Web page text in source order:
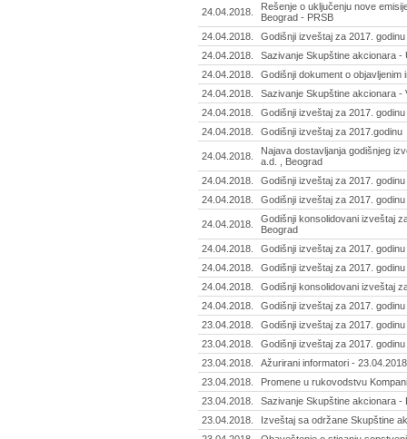
24.04.2018.
Rešenje o uključenju nove
Beograd - PRSB
24.04.2018.
Godišnji izveštaj za 2017.
24.04.2018.
Sazivanje Skupštine akcionara -
24.04.2018.
Godišnji dokument o
24.04.2018.
Sazivanje Skupštine akcionara -
24.04.2018.
Godišnji izveštaj za 2017.
24.04.2018.
Godišnji izveštaj za 2017.godinu
24.04.2018.
Najava dostavljanja godišnjeg
a.d. , Beograd
24.04.2018.
Godišnji izveštaj za 2017.
24.04.2018.
Godišnji izveštaj za 2017.
24.04.2018.
Godišnji konsolidovani izveštaj
Beograd
24.04.2018.
Godišnji izveštaj za 2017.
24.04.2018.
Godišnji izveštaj za 2017.
24.04.2018.
Godišnji konsolidovani izveštaj
24.04.2018.
Godišnji izveštaj za 2017.
23.04.2018.
Godišnji izveštaj za 2017.
23.04.2018.
Godišnji izveštaj za 2017.
23.04.2018.
Ažurirani informatori - 23.04.2018
23.04.2018.
Promene u rukovodstvu
23.04.2018.
Sazivanje Skupštine akcionara -
23.04.2018.
Izveštaj sa održane Skupštine